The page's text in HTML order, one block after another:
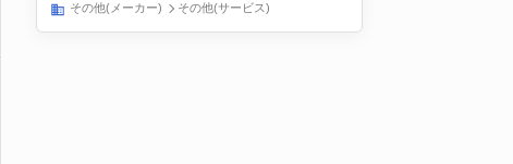
その他(メーカー)
その他(サービス)